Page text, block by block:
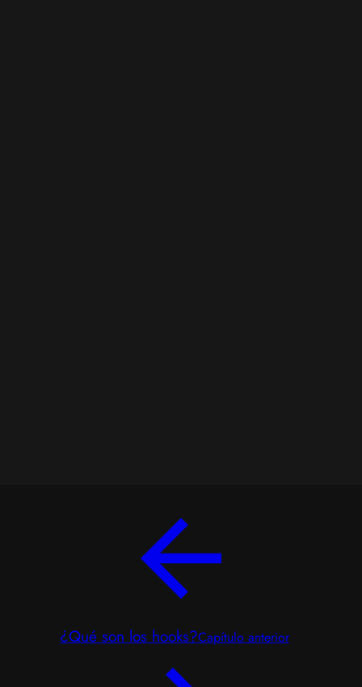
¿Qué son los hooks?Capítulo anterior